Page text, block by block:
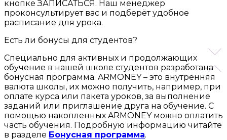
кнопке ЗАПИСАТЬСЯ. Наш менеджер
проконсультирует вас и подберёт удобное
расписание для урока.
Есть ли бонусы для студентов?
Специально для активных и продолжающих
обучение в нашей школе студентов разработана
бонусная программа. ARMONEY – это внутренняя
валюта школы, их можно получить, например, при
оплате курса или пакета уроков, за выполнение
заданий или приглашение друга на обучение. С
помощью накопленных ARMONEY можно оплатить
часть обучения. Подробную информацию читайте
в разделе Бонусная программа.